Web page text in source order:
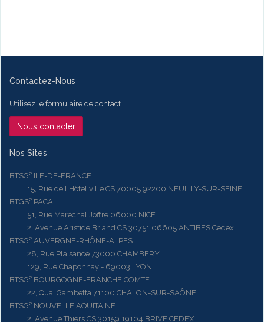
Contactez-Nous
Utilisez le formulaire de contact
Nous contacter
Nos Sites
BTSG² ILE-DE-FRANCE
15, Rue de l'Hôtel ville CS 70005 92200 NEUILLY-SUR-SEINE
BTGS² PACA
51, Rue Maréchal Joffre 06000 NICE
2, Avenue Aristide Briand CS 30751 06605 ANTIBES Cedex
BTSG² AUVERGNE-RHÔNE-ALPES
28, Rue Plaisance 73000 CHAMBERY
129, Rue Chaponnay - 69003 LYON
BTSG² BOURGOGNE-FRANCHE COMTE
22, Quai Gambetta 71100 CHALON-SUR-SAÔNE
BTSG² NOUVELLE AQUITAINE
2, Avenue Thiers CS 30159 19104 BRIVE CEDEX